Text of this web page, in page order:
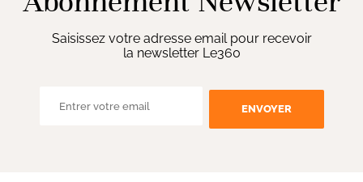
Saisissez votre adresse email pour recevoir
la newsletter Le360
ENVOYER